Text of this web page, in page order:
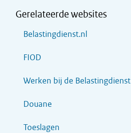
Gerelateerde websites
Belastingdienst.nl
FIOD
Werken bij de Belastingdienst
Douane
Toeslagen